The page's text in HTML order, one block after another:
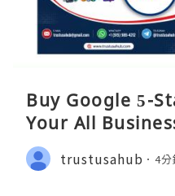
Buy Google 5-
Your All
trustusahub 4分